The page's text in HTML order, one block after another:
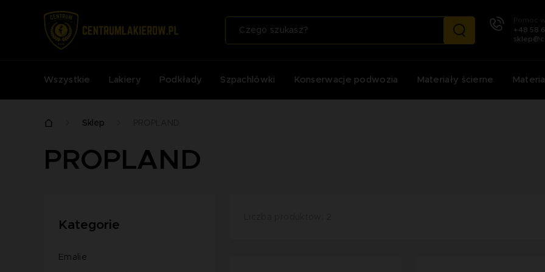
Pomoc
+48 58
Wszystkie Lakiery Podkłady Szpachlówki Konserwacje podwozia Materiały ścierne
Sklep
PROPLAND
Kategorie
Emalie